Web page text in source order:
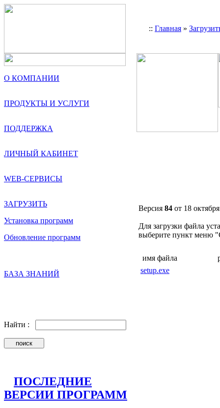
:: Главная »
О КОМПАНИИ
ПРОДУКТЫ И УСЛУГИ
ПОДДЕРЖКА
ЛИЧНЫЙ КАБИНЕТ
WEB-СЕРВИСЫ
ЗАГРУЗИТЬ
Установка программ
Обновление программ
БАЗА ЗНАНИЙ
Найти :
ПОСЛЕДНИЕ
ВЕРСИИ ПРОГРАММ
Версия 84 от 18
Для загрузки файла
выберите пункт меню
имя файла
setup.exe